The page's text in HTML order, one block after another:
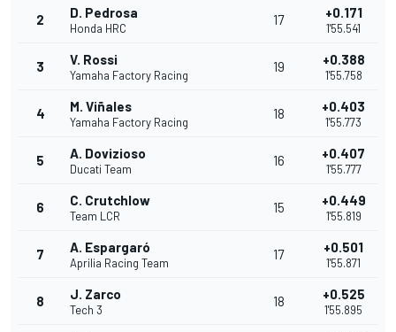
2 D. Pedrosa
Honda HRC
17 +0.171
1'55.541
3 V. Rossi
Yamaha Factory Racing
19 +0.388
1'55.758
4 M. Viñales
Yamaha Factory Racing
18 +0.403
1'55.773
5 A. Dovizioso
Ducati Team
16 +0.407
1'55.777
6 C. Crutchlow
Team LCR
15 +0.449
1'55.819
7 A. Espargaró
Aprilia Racing Team
17 +0.501
1'55.871
8 J. Zarco
Tech 3
18 +0.525
1'55.895